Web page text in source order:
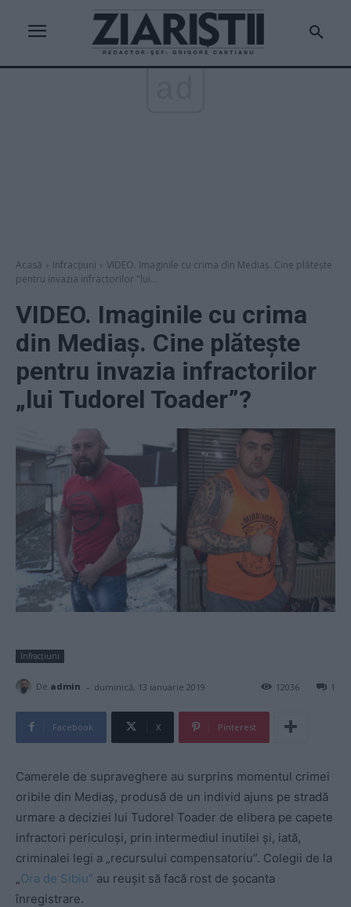
Acasă Infracțiuni
VIDEO. Imaginile cu crima din Mediaş. Cine plăteşte
pentru invazia infractorilor "lui...
VIDEO. Imaginile cu crima
din Mediaş. Cine plăteşte
pentru invazia infractorilor
„lui Tudorel Toader”?
Infracțiuni
De admin - duminică, 13 ianuarie 2019 1
12036
Facebook X Pinterest
Camerele de supraveghere au surprins momentul crimei
oribile din Mediaş, produsă de un individ ajuns pe stradă
urmare a deciziei lui Tudorel Toader de elibera pe capete
infractori periculoşi, prin intermediul inutilei şi, iată,
criminalei legi a „recursului compensatoriu”. Colegii de la
„Ora de Sibiu” au reuşit să facă rost de şocanta
înregistrare.